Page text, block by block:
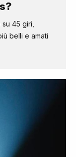
45 giri,
belli e amati